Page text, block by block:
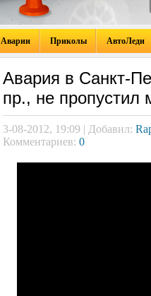
Аварии Приколы АвтоЛеди
Авария в Санкт-
пр., не пропустил
3-08-2012, 19:09 | Добавил:
Комментариев: 0